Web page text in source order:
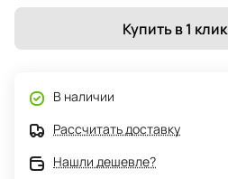
Купить в 1 клик
В наличии
Рассчитать доставку
Нашли дешевле?